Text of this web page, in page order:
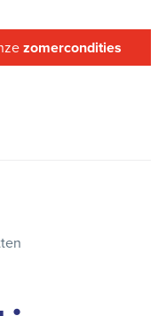
zomercondities